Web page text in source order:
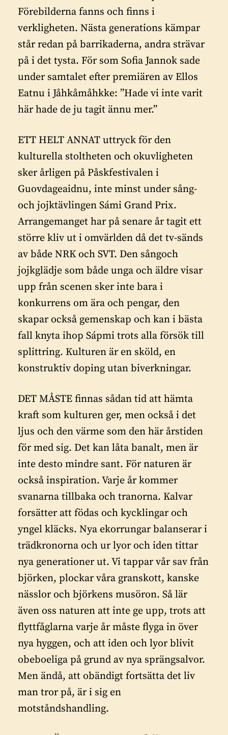
Förebilderna fanns och finns i
verkligheten. Nästa generations kämpar
står redan på barrikaderna, andra strävar
på i det tysta. För som Sofia Jannok sade
under samtalet efter premiären av Ellos
Eatnu i Jåhkåmåhkke: ”Hade vi inte varit
här hade de ju tagit ännu mer.”
ETT HELT ANNAT uttryck för den
kulturella stoltheten och okuvligheten
sker årligen på Påskfestivalen i
Guovdageaidnu, inte minst under sång-
och jojktävlingen Sámi Grand Prix.
Arrangemanget har på senare år tagit ett
större kliv ut i omvärlden då det tv-sänds
av både NRK och SVT. Den sångoch
jojkglädje som både unga och äldre visar
upp från scenen sker inte bara i
konkurrens om ära och pengar, den
skapar också gemenskap och kan i bästa
fall knyta ihop Sápmi trots alla försök till
splittring. Kulturen är en sköld, en
konstruktiv doping utan biverkningar.
DET MÅSTE finnas sådan tid att hämta
kraft som kulturen ger, men också i det
ljus och den värme som den här årstiden
för med sig. Det kan låta banalt, men är
inte desto mindre sant. För naturen är
också inspiration. Varje år kommer
svanarna tillbaka och tranorna. Kalvar
forsätter att födas och kycklingar och
yngel kläcks. Nya ekorrungar balanserar i
trädkronorna och ur lyor och iden tittar
nya generationer ut. Vi tappar vår sav från
björken, plockar våra granskott, kanske
nässlor och björkens musöron. Så lär
även oss naturen att inte ge upp, trots att
flyttfåglarna varje år måste flyga in över
nya hyggen, och att iden och lyor blivit
obeboeliga på grund av nya sprängsalvor.
Men ändå, att obändigt fortsätta det liv
man tror på, är i sig en
motståndshandling.